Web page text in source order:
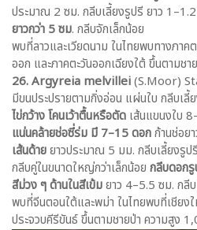
ประมาณ 2 ซม. กลีบเลี้ยงรูปรี ยาว
ยาวกว่า 5 ซม. กลีบจักเล็กน้อย
พบที่ลาวและเวียดนาม ในไทยพบทางภาค
ออก และภาคตะวันออกเฉียงใต้ ขึ้นตามช
26. Argyreia melvillei(S.Moor)
มีขนประปรายตามกิ่งอ่อน แผ่นใบ กลีบเลี้
ไข่กว้าง โคนเว้าตื้นหรือตัด เส้นแขนงใบ
แน่นคล้ายช่อซี่ร่ม มี 7–15 ดอกก้านช่อย
เส้นด้ายยาวประมาณ 5 มม. กลีบเลี้ยงรู
กลีบคู่ในขนาดใหญ่กว่าเล็กน้อย กลีบดอกรู
สีม่วง ๆ ด้านในสีเข้มยาว 4–5.5 ซม. กลี
พบที่จีนตอนใต้และพม่า ในไทยพบที่เชียง
ประจวบคีรีขันธ์ ขึ้นตามชายป่า ความสูง